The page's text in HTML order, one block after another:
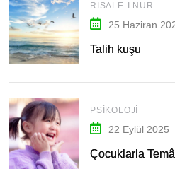
RISALE-I NUR
25 Haziran
Talih kuşu
PSIKOLOJI
22 Eylül 2025
Çocuklarla